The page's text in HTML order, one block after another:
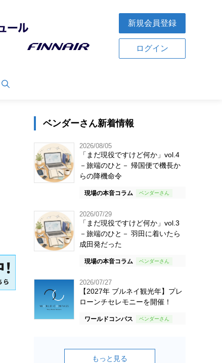
新規会員登録
ログイン
ベンダーさん新着情報
2026/08/05
「まだ現役ですけど何か」vol.4
－旅端のひと－ 帰国便で機長か
らの降機命令
現場の本音コラム
2026/07/29
「まだ現役ですけど何か」vol.3
－旅端のひと－ 羽田に着いたら
成田発だった
現場の本音コラム
2026/07/27
【2027年 ブルネイ観光年】プレ
ローンチセレモニーを開催！
ワールドコンパス
もっと見る